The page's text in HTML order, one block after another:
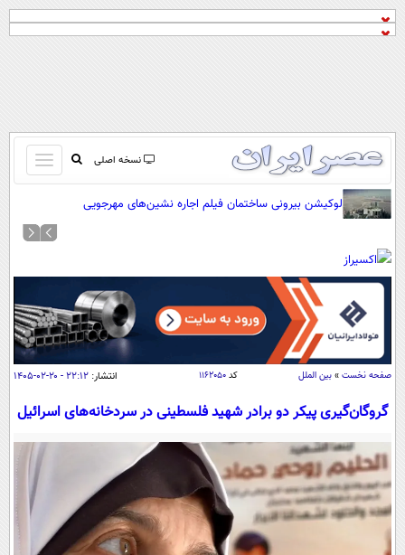
نسخه اصلی
باز
و
کردن
صفحه اول
آب و هوا
اوقات شرعی
پیوند ها
سیاسی
اقتصاد
اقتصادی
خودرو
جامعه
اجتماعی
حوادث
ورزشی
بین الملل
لوکیشن بیرونی ساختمان فیلم اجاره نشین‌های مهرجویی
صفحه نخست » بین الملل کد ۱۱۶۲۰۵۰ انتشار: ۲۲:۱۲ - ۲۰-۰۲-۱۴۰۵
گروگان‌گیری پیکر دو برادر شهید فلسطینی در سردخانه‌های اسرائیل